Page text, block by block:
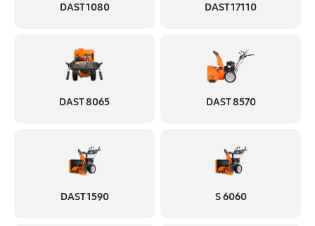
DAST 1080 DAST 17110
DAST 8065 DAST 8570
DAST 1590 S 6060